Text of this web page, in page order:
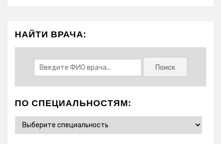
НАЙТИ ВРАЧА:
ПО СПЕЦИАЛЬНОСТЯМ: